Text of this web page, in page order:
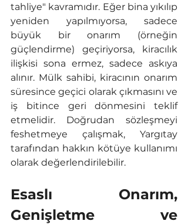
tahliye" kavramıdır. Eğer bina yıkılıp
yeniden yapılmıyorsa, sadece
büyük bir onarım (örneğin
güçlendirme) geçiriyorsa, kiracılık
ilişkisi sona ermez, sadece askıya
alınır. Mülk sahibi, kiracının onarım
süresince geçici olarak çıkmasını ve
iş bitince geri dönmesini teklif
etmelidir. Doğrudan sözleşmeyi
feshetmeye çalışmak, Yargıtay
tarafından hakkın kötüye kullanımı
olarak değerlendirilebilir.
Esaslı Onarım,
Genişletme ve